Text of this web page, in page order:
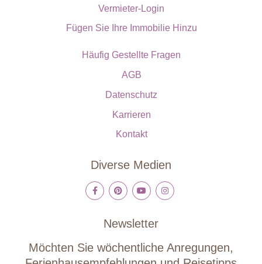
Vermieter-Login
Fügen Sie Ihre Immobilie Hinzu
Häufig Gestellte Fragen
AGB
Datenschutz
Karrieren
Kontakt
Diverse Medien
Newsletter
Möchten Sie wöchentliche Anregungen,